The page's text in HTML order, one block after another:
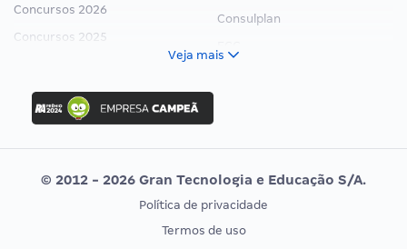
Concursos 2026
Concursos 2025
Concurso Ibama
Concurso MPU
Editais publicados
Consulplan
Vunesp
CONCURSOS POR PROFISSÃO
EXAME DE ORDEM
Veja mais
© 2012 - 2026 Gran Tecnologia e Educação S/A.
Política de privacidade
Termos de uso